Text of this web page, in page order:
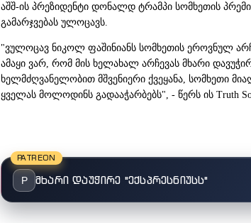
აშშ-ის პრეზიდენტი დონალდ ტრამპი სომხეთის
გამარჯვებას ულოცავს.
"ვულოცავ ნიკოლ ფაშინიანს სომხეთის ეროვნულ
ამაყი ვარ, რომ მის ხელახალ არჩევას მხარი
ხელმძღვანელობით მშვენიერი ქვეყანა, სომხეთი
ყველას მოლოდინს გადააჭარბებს", - წერს ის Truth
PATREON
P მხარი დაუჭირე "ექსპრესნიუსს"